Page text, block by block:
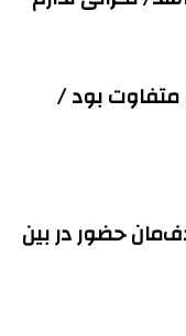
بود /
حضور در بین